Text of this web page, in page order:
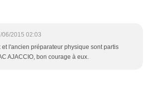
06/2015 02:03
et l'ancien préparateur physique sont partis
AJACCIO, bon courage à eux.